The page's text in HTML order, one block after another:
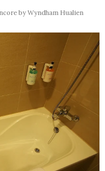
by Wyndham Hualien